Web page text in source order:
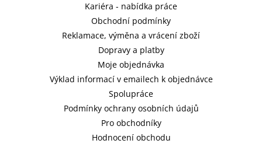
Kariéra - nabídka práce
Obchodní podmínky
Reklamace, výměna a vrácení zboží
Dopravy a platby
Moje objednávka
Výklad informací v emailech k objednávce
Spolupráce
Podmínky ochrany osobních údajů
Pro obchodníky
Hodnocení obchodu